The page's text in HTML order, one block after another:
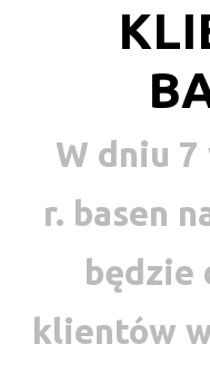
W dniu 7
r. basen
będzie
klientów